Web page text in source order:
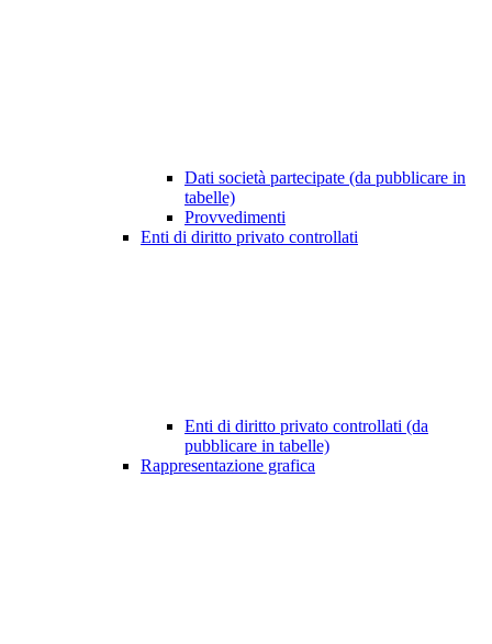
Dati società partecipate (da pubblicare in
tabelle)
Provvedimenti
Enti di diritto privato controllati
Enti di diritto privato controllati (da
pubblicare in tabelle)
Rappresentazione grafica